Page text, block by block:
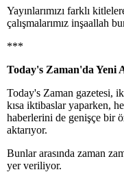
Yayınlarımızı farklı
çalışmalarımız inşaallah
***
Today's Zaman'da Yeni
Today's Zaman gazetesi,
kısa iktibaslar yaparken,
haberlerini de genişçe bir
aktarıyor.
Bunlar arasında zaman
yer veriliyor.